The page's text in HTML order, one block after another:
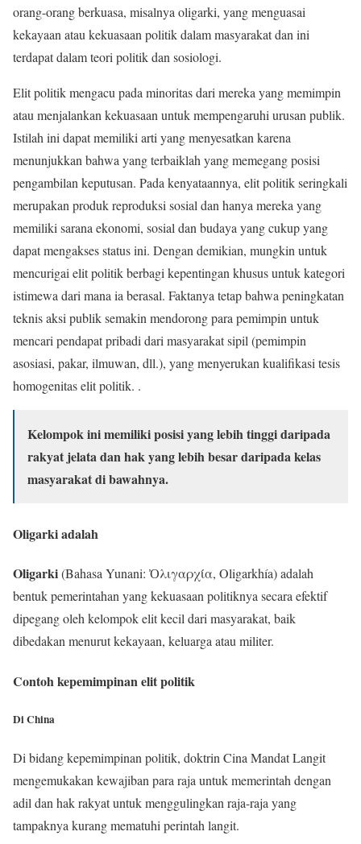
orang-orang berkuasa, misalnya oligarki, yang menguasai
kekayaan atau kekuasaan politik dalam masyarakat dan ini
terdapat dalam teori politik dan sosiologi.
Elit politik mengacu pada minoritas dari mereka yang memimpin
atau menjalankan kekuasaan untuk mempengaruhi urusan publik.
Istilah ini dapat memiliki arti yang menyesatkan karena
menunjukkan bahwa yang terbaiklah yang memegang posisi
pengambilan keputusan. Pada kenyataannya, elit politik seringkali
merupakan produk reproduksi sosial dan hanya mereka yang
memiliki sarana ekonomi, sosial dan budaya yang cukup yang
dapat mengakses status ini. Dengan demikian, mungkin untuk
mencurigai elit politik berbagi kepentingan khusus untuk kategori
istimewa dari mana ia berasal. Faktanya tetap bahwa peningkatan
teknis aksi publik semakin mendorong para pemimpin untuk
mencari pendapat pribadi dari masyarakat sipil (pemimpin
asosiasi, pakar, ilmuwan, dll.), yang menyerukan kualifikasi tesis
homogenitas elit politik. .
Kelompok ini memiliki posisi yang lebih tinggi daripada
rakyat jelata dan hak yang lebih besar daripada kelas
masyarakat di bawahnya.
Oligarki adalah
Oligarki(Bahasa Yunani: Ὀλιγαρχία, Oligarkhía) adalah
bentuk pemerintahan yang kekuasaan politiknya secara efektif
dipegang oleh kelompok elit kecil dari masyarakat, baik
dibedakan menurut kekayaan, keluarga atau militer.
Contoh kepemimpinan elit politik
Di China
Di bidang kepemimpinan politik, doktrin Cina Mandat Langit
mengemukakan kewajiban para raja untuk memerintah dengan
adil dan hak rakyat untuk menggulingkan raja-raja yang
tampaknya kurang mematuhi perintah langit.